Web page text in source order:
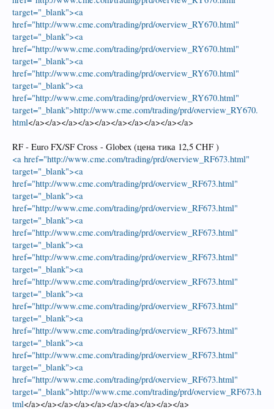
target="_blank"><a
href="http://www.cme.com/trading/prd/overview_RY670.html"
target="_blank"><a
href="http://www.cme.com/trading/prd/overview_RY670.html"
target="_blank"><a
href="http://www.cme.com/trading/prd/overview_RY670.html"
target="_blank"><a
href="http://www.cme.com/trading/prd/overview_RY670.html"
target="_blank">http://www.cme.com/trading/prd/overview_RY670.
html</a></a></a></a></a></a></a></a></a></a>
RF - Euro FX/SF Cross - Globex (цена тика 12,5 CHF )
<a href="http://www.cme.com/trading/prd/overview_RF673.html"
target="_blank"><a
href="http://www.cme.com/trading/prd/overview_RF673.html"
target="_blank"><a
href="http://www.cme.com/trading/prd/overview_RF673.html"
target="_blank"><a
href="http://www.cme.com/trading/prd/overview_RF673.html"
target="_blank"><a
href="http://www.cme.com/trading/prd/overview_RF673.html"
target="_blank"><a
href="http://www.cme.com/trading/prd/overview_RF673.html"
target="_blank"><a
href="http://www.cme.com/trading/prd/overview_RF673.html"
target="_blank"><a
href="http://www.cme.com/trading/prd/overview_RF673.html"
target="_blank"><a
href="http://www.cme.com/trading/prd/overview_RF673.html"
target="_blank"><a
href="http://www.cme.com/trading/prd/overview_RF673.html"
target="_blank">http://www.cme.com/trading/prd/overview_RF673.h
tml</a></a></a></a></a></a></a></a></a></a>